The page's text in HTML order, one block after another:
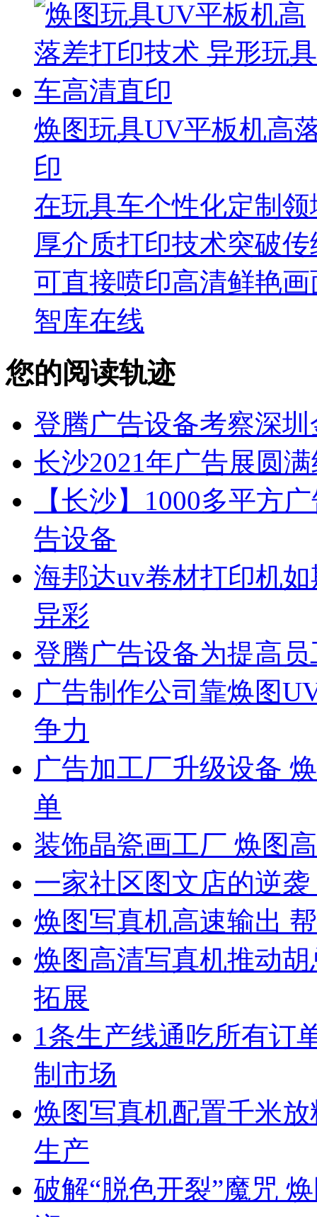
焕图玩具UV平板机高
印
在玩具车个性化定制
厚介质打印技术突破
可直接喷印高清鲜艳画
智库在线
您的阅读轨迹
登腾广告设备考察深
长沙2021年广告展圆
【长沙】1000多平方
告设备
海邦达uv卷材打印机
异彩
登腾广告设备为提高
广告制作公司靠焕图
争力
广告加工厂升级设备
单
装饰晶瓷画工厂 焕图
一家社区图文店的逆
焕图写真机高速输出
焕图高清写真机推动
拓展
1条生产线通吃所有订
制市场
焕图写真机配置千米
生产
破解“脱色开裂”魔咒